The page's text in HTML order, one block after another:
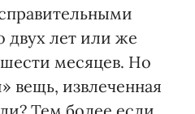
двух лет или же
месяцев. Но
вещь, извлеченная